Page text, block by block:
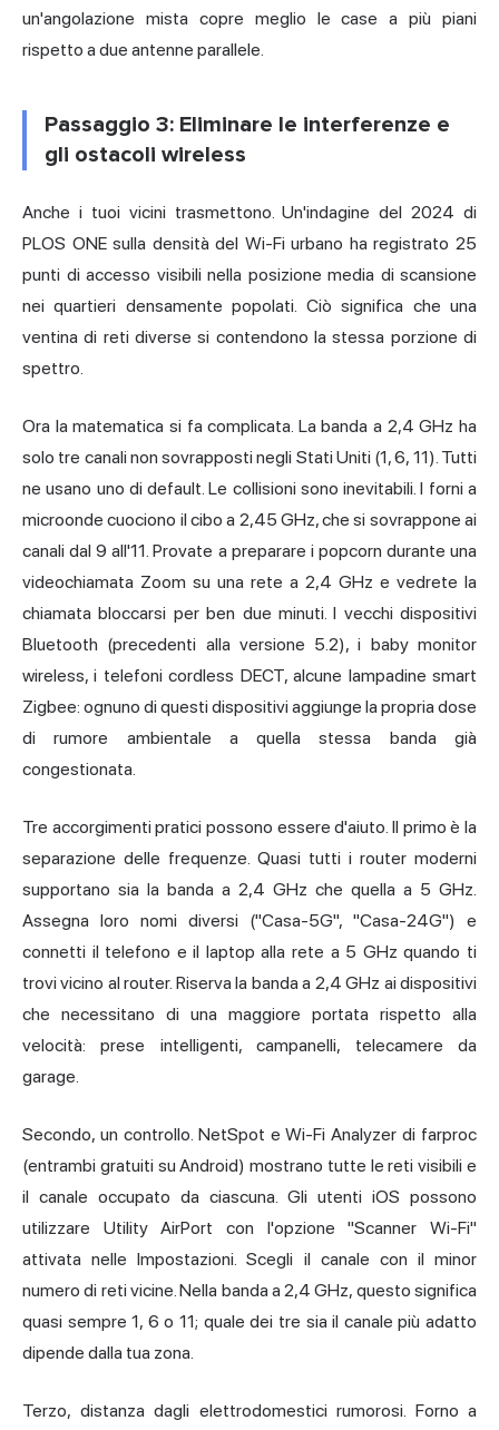
un'angolazione mista copre meglio le case a più piani
rispetto a due antenne parallele.
Passaggio 3: Eliminare le interferenze e
gli ostacoli wireless
Anche i tuoi vicini trasmettono. Un'indagine del 2024 di
PLOS ONE sulla densità del Wi-Fi urbano ha registrato 25
punti di accesso visibili nella posizione media di scansione
nei quartieri densamente popolati. Ciò significa che una
ventina di reti diverse si contendono la stessa porzione di
spettro.
Ora la matematica si fa complicata. La banda a 2,4 GHz ha
solo tre canali non sovrapposti negli Stati Uniti (1, 6, 11). Tutti
ne usano uno di default. Le collisioni sono inevitabili. I forni a
microonde cuociono il cibo a 2,45 GHz, che si sovrappone ai
canali dal 9 all'11. Provate a preparare i popcorn durante una
videochiamata Zoom su una rete a 2,4 GHz e vedrete la
chiamata bloccarsi per ben due minuti. I vecchi dispositivi
Bluetooth (precedenti alla versione 5.2), i baby monitor
wireless, i telefoni cordless DECT, alcune lampadine smart
Zigbee: ognuno di questi dispositivi aggiunge la propria dose
di rumore ambientale a quella stessa banda già
congestionata.
Tre accorgimenti pratici possono essere d'aiuto. Il primo è la
separazione delle frequenze. Quasi tutti i router moderni
supportano sia la banda a 2,4 GHz che quella a 5 GHz.
Assegna loro nomi diversi ("Casa-5G", "Casa-24G") e
connetti il telefono e il laptop alla rete a 5 GHz quando ti
trovi vicino al router. Riserva la banda a 2,4 GHz ai dispositivi
che necessitano di una maggiore portata rispetto alla
velocità: prese intelligenti, campanelli, telecamere da
garage.
Secondo, un controllo. NetSpot e Wi-Fi Analyzer di farproc
(entrambi gratuiti su Android) mostrano tutte le reti visibili e
il canale occupato da ciascuna. Gli utenti iOS possono
utilizzare Utility AirPort con l'opzione "Scanner Wi-Fi"
attivata nelle Impostazioni. Scegli il canale con il minor
numero di reti vicine. Nella banda a 2,4 GHz, questo significa
quasi sempre 1, 6 o 11; quale dei tre sia il canale più adatto
dipende dalla tua zona.
Terzo, distanza dagli elettrodomestici rumorosi. Forno a